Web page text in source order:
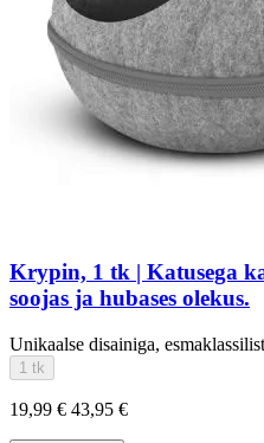
Krypin, 1 tk | Katusega
soojas ja hubases olekus.
Unikaalse disainiga,
1 tk
19,99 € 43,95 €